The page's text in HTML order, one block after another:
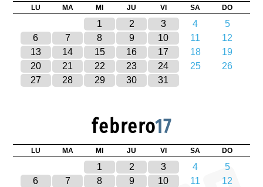
LU MA MI JU VI SA DO
1 2 3 4
5
6
7 8 9 10 11
12
13
14 15 16 17 18
19
20
21 22 23 24 25
26
27
28 29 30 31
febrero17
LU MA MI JU VI SA DO
1 2 3 4
5
6
7 8 9 10 11
12